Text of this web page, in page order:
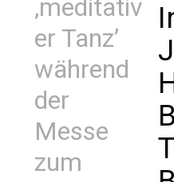
‚meditativ
er Tanz’
während
der
Messe
zum